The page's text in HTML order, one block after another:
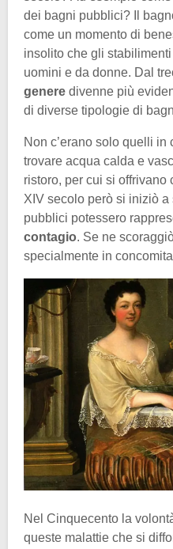
dei bagni pubblici? Il
come un momento di
insolito che gli
uomini e da donne. Dal
genere divenne più
di diverse tipologie di
Non c’erano solo quelli in
trovare acqua calda e
ristoro, per cui si offrivano
XIV secolo però si iniziò
pubblici potessero
contagio. Se ne
specialmente in
Nel Cinquecento la
queste malattie che si